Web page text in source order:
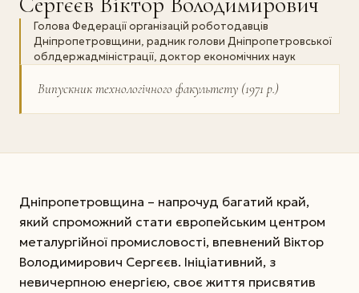
Голова Федерації організацій роботодавців
Дніпропетровщини, радник голови Дніпропетровської
облдержадміністрації, доктор економічних наук
Випускник технологічного факультету (1971 р.)
Дніпропетровщина – напрочуд багатий край,
який спроможний стати європейським цент­ром
металургійної промисловості, впевнений Віктор
Володимирович Сергєєв. Ініціативний, з
невичерпною енергією, своє життя присвятив